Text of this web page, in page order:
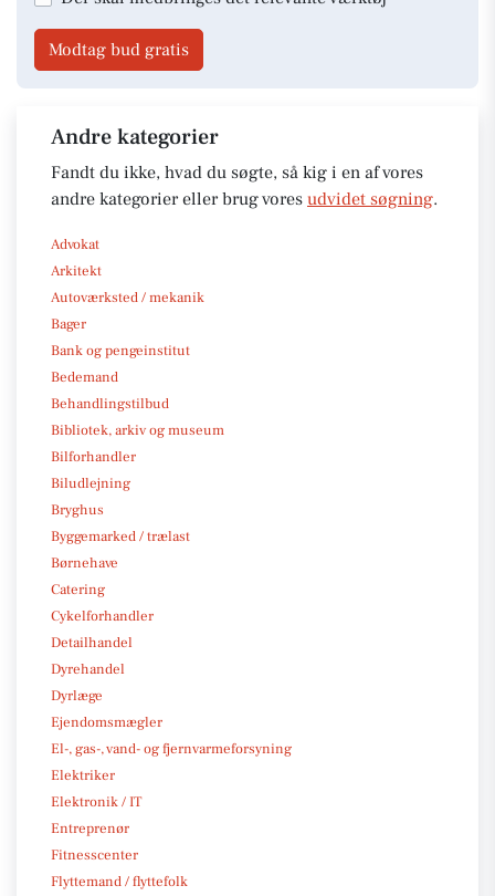
Modtag bud gratis
Andre kategorier
Fandt du ikke, hvad du søgte, så kig i en af vores
andre kategorier eller brug vores udvidet søgning.
Advokat
Arkitekt
Autoværksted / mekanik
Bager
Bank og pengeinstitut
Bedemand
Behandlingstilbud
Bibliotek, arkiv og museum
Bilforhandler
Biludlejning
Bryghus
Byggemarked / trælast
Børnehave
Catering
Cykelforhandler
Detailhandel
Dyrehandel
Dyrlæge
Ejendomsmægler
El-, gas-, vand- og fjernvarmeforsyning
Elektriker
Elektronik / IT
Entreprenør
Fitnesscenter
Flyttemand / flyttefolk